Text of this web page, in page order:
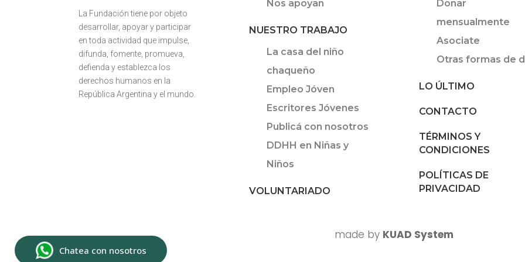
La Fundación tiene por objeto
desarrollar, apoyar y participar
en toda actividad que impulse,
difunda, fomente, promueva,
defienda y establezca los
derechos humanos en la
República Argentina y el mundo.
Nos apoyan
NUESTRO TRABAJO
La casa del niño
chaqueño
Empleo Jóven
Escritores Jóvenes
Publicá con nosotros
DDHH en Niñas y
Niños
VOLUNTARIADO
Donar
mensualmente
Asociate
Otras formas de
LO ÚLTIMO
CONTACTO
TÉRMINOS Y
CONDICIONES
POLÍTICAS DE
PRIVACIDAD
made by KUAD System
Chatea con nosotros